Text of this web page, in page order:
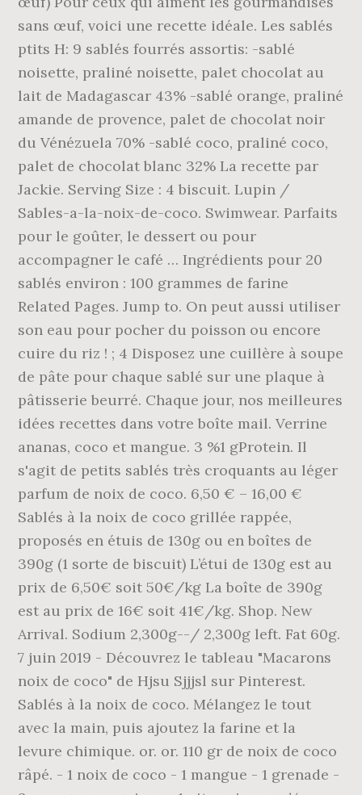
sans œuf, voici une recette idéale. Les sablés
ptits H: 9 sablés fourrés assortis: -sablé
noisette, praliné noisette, palet chocolat au
lait de Madagascar 43% -sablé orange, praliné
amande de provence, palet de chocolat noir
du Vénézuela 70% -sablé coco, praliné coco,
palet de chocolat blanc 32% La recette par
Jackie. Serving Size : 4 biscuit. Lupin /
Sables-a-la-noix-de-coco. Swimwear. Parfaits
pour le goûter, le dessert ou pour
accompagner le café … Ingrédients pour 20
sablés environ : 100 grammes de farine
Related Pages. Jump to. On peut aussi utiliser
son eau pour pocher du poisson ou encore
cuire du riz ! ; 4 Disposez une cuillère à soupe
de pâte pour chaque sablé sur une plaque à
pâtisserie beurré. Chaque jour, nos meilleures
idées recettes dans votre boîte mail. Verrine
ananas, coco et mangue. 3 %1 gProtein. Il
s'agit de petits sablés très croquants au léger
parfum de noix de coco. 6,50 € – 16,00 €
Sablés à la noix de coco grillée rappée,
proposés en étuis de 130g ou en boîtes de
390g (1 sorte de biscuit) L’étui de 130g est au
prix de 6,50€ soit 50€/kg La boîte de 390g
est au prix de 16€ soit 41€/kg. Shop. New
Arrival. Sodium 2,300g--/ 2,300g left. Fat 60g.
7 juin 2019 - Découvrez le tableau "Macarons
noix de coco" de Hjsu Sjjjsl sur Pinterest.
Sablés à la noix de coco. Mélangez le tout
avec la main, puis ajoutez la farine et la
levure chimique. or. or. 110 gr de noix de coco
râpé. - 1 noix de coco - 1 mangue - 1 grenade -